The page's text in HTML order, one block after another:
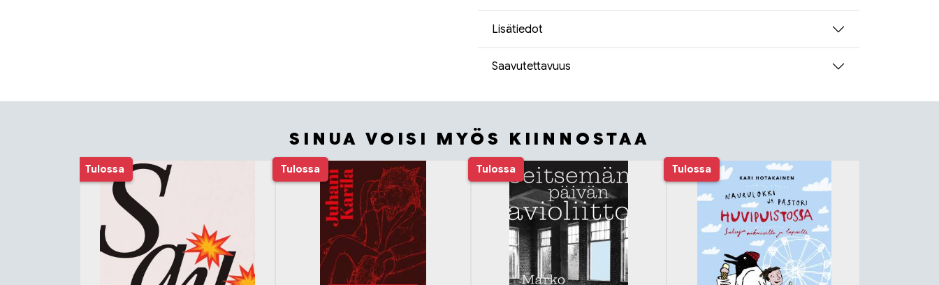
Lisätiedot
Saavutettavuus
SINUA VOISI MYÖS KIINNOSTAA
Tuoteluettelon alku
Tulossa Tulossa Tulossa Tulossa